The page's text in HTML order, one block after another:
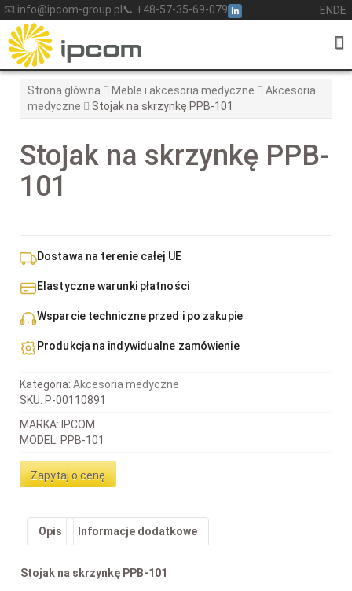
Skip
to
content
📧 info@ipcom-group.pl 📞 +48-57-35-69-079 EN DE
Strona główna Meble i akcesoria medyczne
Akcesoria
medyczne
Stojak na skrzynkę PPB-101
Stojak na skrzynkę PPB-
101
MARKA: IPCOM
MODEL: PPB-101
Zapytaj o cenę
Dostawa na terenie całej UE
Elastyczne warunki płatności
Wsparcie techniczne przed i po zakupie
Produkcja na indywidualne zamówienie
SKU: P-00110891
Kategoria: Akcesoria medyczne
Opis Informacje dodatkowe
Stojak na skrzynkę PPB-101